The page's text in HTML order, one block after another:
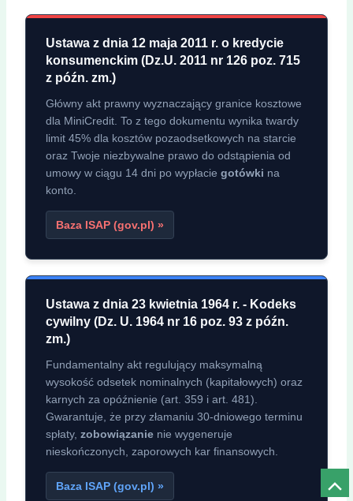
Ustawa z dnia 12 maja 2011 r. o kredycie
konsumenckim (Dz.U. 2011 nr 126 poz. 715
z późn. zm.)
Główny akt prawny wyznaczający granice kosztowe
dla MiniCredit. To z tego dokumentu wynika twardy
limit 45% dla kosztów pozaodsetkowych na starcie
oraz Twoje niezbywalne prawo do odstąpienia od
umowy w ciągu 14 dni po wypłacie gotówki na
konto.
Baza ISAP (gov.pl) »
Ustawa z dnia 23 kwietnia 1964 r. - Kodeks
cywilny (Dz. U. 1964 nr 16 poz. 93 z późn.
zm.)
Fundamentalny akt regulujący maksymalną
wysokość odsetek nominalnych (kapitałowych) oraz
karnych za opóźnienie (art. 359 i art. 481).
Gwarantuje, że przy złamaniu 30-dniowego terminu
spłaty, zobowiązanienie wygeneruje
nieskończonych, zaporowych kar finansowych.
Baza ISAP (gov.pl) »